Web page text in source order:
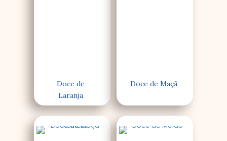
Doce de
Laranja
Doce de Maçã